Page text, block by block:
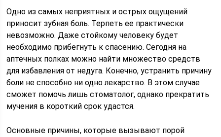
Одно из самых неприятных и острых ощущений
приносит зубная боль. Терпеть ее практически
невозможно. Даже стойкому человеку будет
необходимо прибегнуть к спасению. Сегодня на
аптечных полках можно найти множество средств
для избавления от недуга. Конечно, устранить причину
боли не способно ни одно лекарство. В этом случае
сможет помочь лишь стоматолог, однако прекратить
мучения в короткий срок удастся.
Основные причины, которые вызывают порой